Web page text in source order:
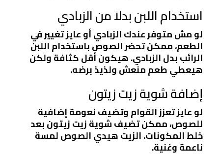
استخدام اللبن بدلاً من الزبادي
لو مش متوفر عندك الزبادي أو عايز تغيير في
الطعم، ممكن تحضر الصوص باستخدام اللبن
الرائب بدل الزبادي. هيكون أقل كثافة ولكن
هيعطي طعم منعش ولذيذ برضه.
إضافة شوية زيت زيتون
لو عايز تعزز القوام وتضيف نعومة إضافية
للصوص، ممكن تضيف شوية زيت زيتون بعد
خلط المكونات. الزيت هيدي الصوص لمسة
ناعمة وغنية.